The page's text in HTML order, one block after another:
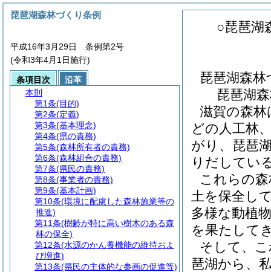
○琵琶湖
琵琶湖森
琵琶湖
滋賀の森
どの人工林
がり、琵琶
りだしてい
これらの
土を保全し
多様な動植
を果たして
そして、
琶湖から、
琵琶湖森林づくり条例
平成16年3月29日 条例第2号
(令和3年4月1日施行)
条項目次
沿革
本則
第1条(目的)
第2条(定義)
第3条(基本理念)
第4条(県の責務)
第5条(森林所有者の責務)
第6条(森林組合の責務)
第7条(県民の責務)
第8条(事業者の責務)
第9条(基本計画)
第10条(環境に配慮した森林施業等の
推進)
第11条(樹齢が特に高い樹木のある森
林の保全)
第12条(水源のかん養機能の維持およ
び増進)
第13条(県民の主体的な参画の促進等)